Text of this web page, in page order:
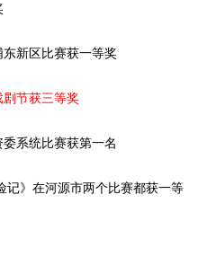
东新区比赛获一等奖
节获三等奖
系统比赛获第一名
记》在河源市两个比赛都获一等